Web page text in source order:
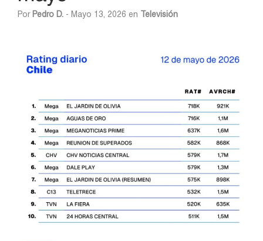
Por Pedro D. - Mayo 13, 2026 en Televisión